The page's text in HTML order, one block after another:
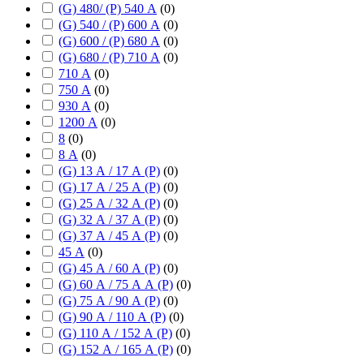
(G) 480/ (P) 540 А (0)
(G) 540 / (P) 600 А (0)
(G) 600 / (P) 680 А (0)
(G) 680 / (P) 710 А (0)
710 А (0)
750 А (0)
930 А (0)
1200 А (0)
8 (0)
8 А (0)
(G) 13 А / 17 А (P) (0)
(G) 17 А / 25 А (P) (0)
(G) 25 А / 32 А (P) (0)
(G) 32 А / 37 А (P) (0)
(G) 37 А / 45 А (P) (0)
45 А (0)
(G) 45 А / 60 А (P) (0)
(G) 60 А / 75 А А (P) (0)
(G) 75 А / 90 А (P) (0)
(G) 90 А / 110 А (P) (0)
(G) 110 А / 152 А (P) (0)
(G) 152 А / 165 А (P) (0)